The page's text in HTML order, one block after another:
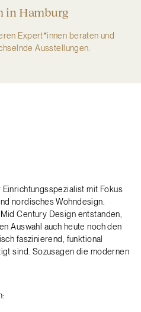
in Hamburg
Expert*innen beraten und
Ausstellungen.
Einrichtungsspezialist mit Fokus
nordisches Wohndesign.
Century Design entstanden,
Auswahl auch heute noch den
faszinierend, funktional
sind. Sozusagen die modernen